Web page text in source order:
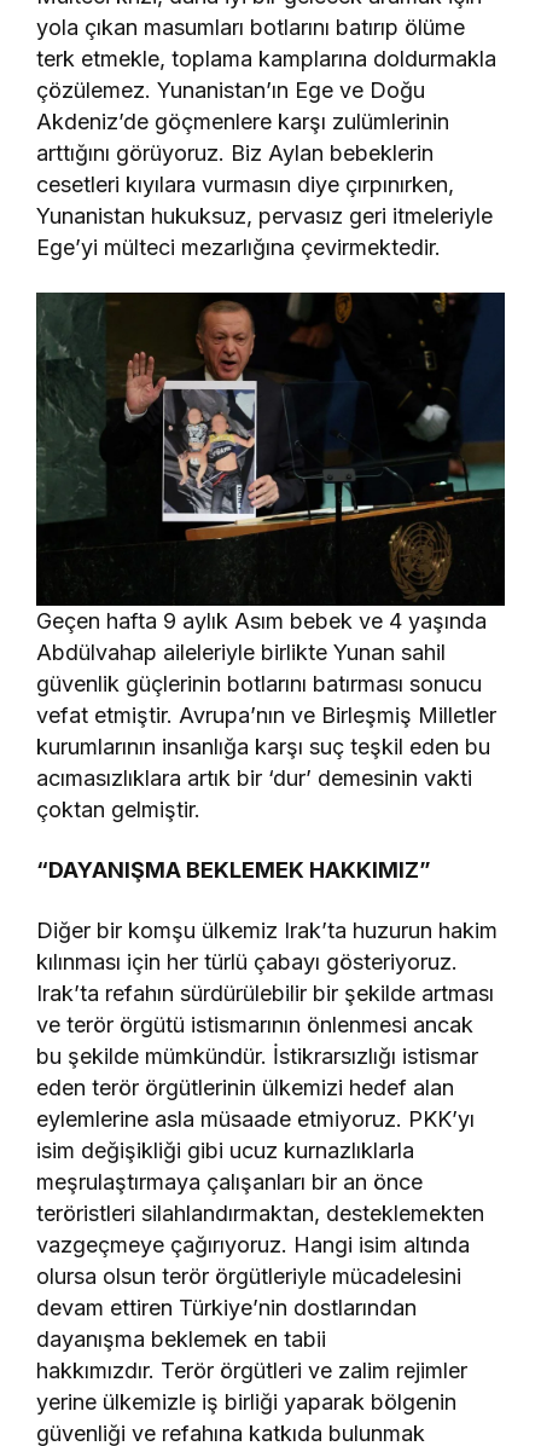
yola çıkan masumları botlarını batırıp ölüme
terk etmekle, toplama kamplarına doldurmakla
çözülemez. Yunanistan’ın Ege ve Doğu
Akdeniz’de göçmenlere karşı zulümlerinin
arttığını görüyoruz. Biz Aylan bebeklerin
cesetleri kıyılara vurmasın diye çırpınırken,
Yunanistan hukuksuz, pervasız geri itmeleriyle
Ege’yi mülteci mezarlığına çevirmektedir.
Geçen hafta 9 aylık Asım bebek ve 4 yaşında
Abdülvahap aileleriyle birlikte Yunan sahil
güvenlik güçlerinin botlarını batırması sonucu
vefat etmiştir. Avrupa’nın ve Birleşmiş Milletler
kurumlarının insanlığa karşı suç teşkil eden bu
acımasızlıklara artık bir ‘dur’ demesinin vakti
çoktan gelmiştir.
“DAYANIŞMA BEKLEMEK HAKKIMIZ”
Diğer bir komşu ülkemiz Irak’ta huzurun hakim
kılınması için her türlü çabayı gösteriyoruz.
Irak’ta refahın sürdürülebilir bir şekilde artması
ve terör örgütü istismarının önlenmesi ancak
bu şekilde mümkündür. İstikrarsızlığı istismar
eden terör örgütlerinin ülkemizi hedef alan
eylemlerine asla müsaade etmiyoruz. PKK’yı
isim değişikliği gibi ucuz kurnazlıklarla
meşrulaştırmaya çalışanları bir an önce
teröristleri silahlandırmaktan, desteklemekten
vazgeçmeye çağırıyoruz. Hangi isim altında
olursa olsun terör örgütleriyle mücadelesini
devam ettiren Türkiye’nin dostlarından
dayanışma beklemek en tabii
hakkımızdır. Terör örgütleri ve zalim rejimler
yerine ülkemizle iş birliği yaparak bölgenin
güvenliği ve refahına katkıda bulunmak